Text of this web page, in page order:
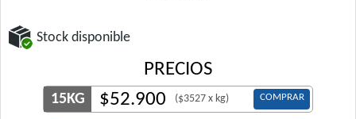
Stock disponible
PRECIOS
15KG $52.900 ($3527 x kg) COMPRAR